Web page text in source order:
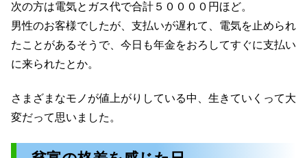
次の方は電気とガス代で合計５００００円ほど。
男性のお客様でしたが、支払いが遅れて、電気を止められ
たことがあるそうで、今日も年金をおろしてすぐに支払い
に来られたとか。
さまざまなモノが値上がりしている中、生きていくって大
変だって思いました。